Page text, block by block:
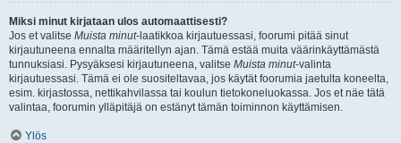
Miksi minut kirjataan ulos automaattisesti?
Jos et valitse Muista minut-laatikkoa kirjautuessasi, foorumi pitää sinut
kirjautuneena ennalta määritellyn ajan. Tämä estää muita väärinkäyttämästä
tunnuksiasi. Pysyäksesi kirjautuneena, valitse Muista minut-valinta
kirjautuessasi. Tämä ei ole suositeltavaa, jos käytät foorumia jaetulta koneelta,
esim. kirjastossa, nettikahvilassa tai koulun tietokoneluokassa. Jos et näe tätä
valintaa, foorumin ylläpitäjä on estänyt tämän toiminnon käyttämisen.
Ylös